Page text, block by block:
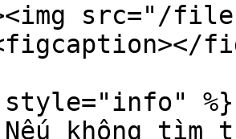
src="/files/
%}
không tìm